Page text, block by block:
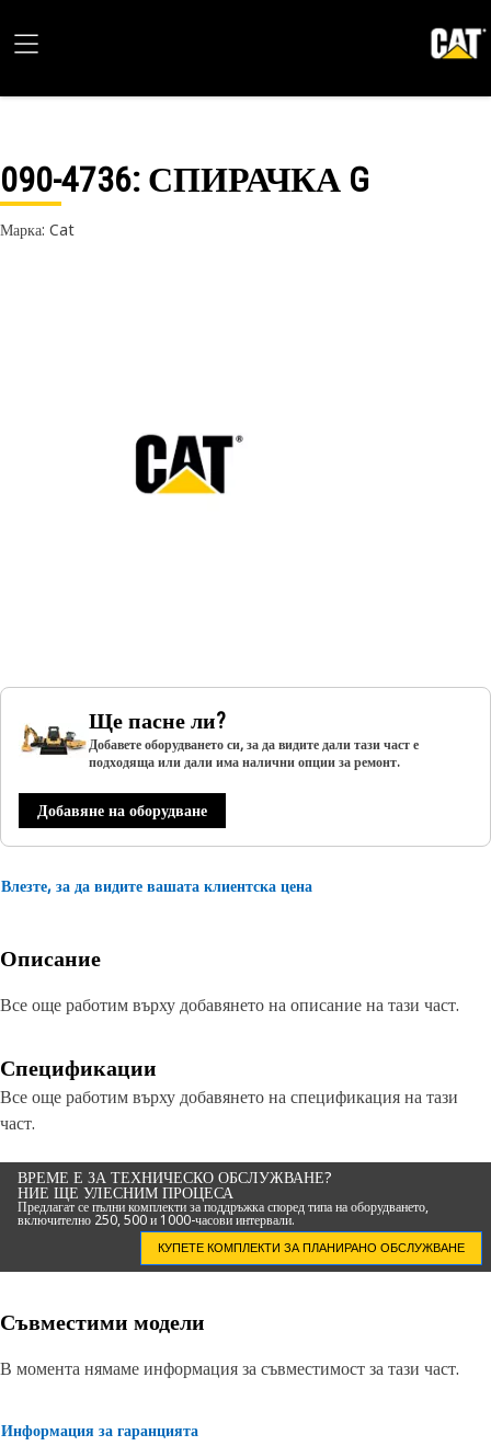
090-4736: СПИРАЧКА G
Марка: Cat
Ще пасне ли?
Добавете оборудването си, за да видите дали тази част е
подходяща или дали има налични опции за ремонт.
Добавяне на оборудване
Влезте, за да видите вашата клиентска цена
Описание
Все още работим върху добавянето на описание на тази част.
Спецификации
Все още работим върху добавянето на спецификация на тази
част.
ВРЕМЕ Е ЗА ТЕХНИЧЕСКО ОБСЛУЖВАНЕ?
НИЕ ЩЕ УЛЕСНИМ ПРОЦЕСА
Предлагат се пълни комплекти за поддръжка според типа на оборудването,
включително 250, 500 и 1000-часови интервали.
КУПЕТЕ КОМПЛЕКТИ ЗА ПЛАНИРАНО ОБСЛУЖВАНЕ
Съвместими модели
В момента нямаме информация за съвместимост за тази част.
Информация за гаранцията